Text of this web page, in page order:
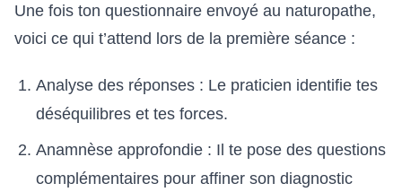
Une fois ton questionnaire envoyé au naturopathe,
voici ce qui t’attend lors de la première séance :
Analyse des réponses : Le praticien identifie tes
déséquilibres et tes forces.
Anamnèse approfondie : Il te pose des questions
complémentaires pour affiner son diagnostic